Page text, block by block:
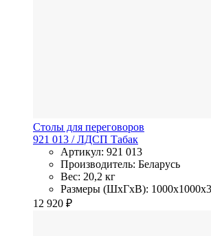
Столы для переговоров
921 013 / ЛДСП Табак
Артикул: 921 013
Производитель: Беларусь
Вес: 20,2 кг
Размеры (ШхГхВ):
12 920 ₽